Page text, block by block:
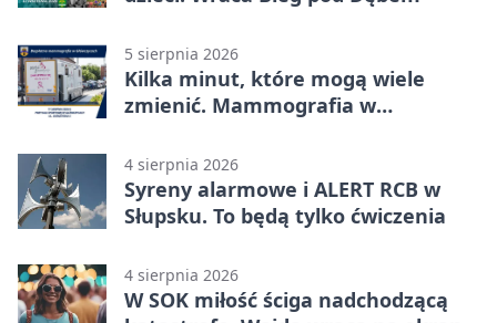
5 sierpnia 2026
Kilka minut, które mogą wiele
zmienić. Mammografia w
4 sierpnia 2026
Syreny alarmowe i ALERT RCB w
Słupsku. To będą tylko ćwiczenia
4 sierpnia 2026
W SOK miłość ściga nadchodzącą